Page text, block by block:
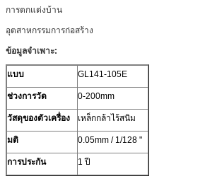
การตกแต่งบ้าน
อุตสาหกรรมการก่อสร้าง
ข้อมูลจำเพาะ:
แบบ GL141-105E
ช่วงการวัด 0-200mm
วัสดุของตัวเครื่อง เหล็กกล้าไร้สนิม
มติ 0.05mm / 1/128 "
การประกัน 1 ปี